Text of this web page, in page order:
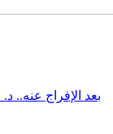
بعد الإفراج عنه..